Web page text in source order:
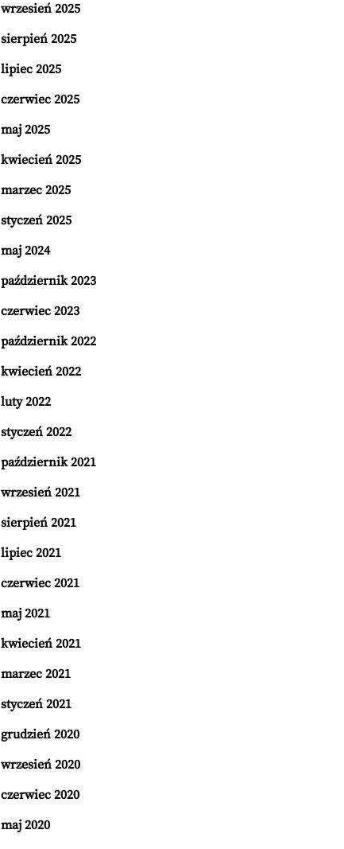
wrzesień 2025
sierpień 2025
lipiec 2025
czerwiec 2025
maj 2025
kwiecień 2025
marzec 2025
styczeń 2025
maj 2024
październik 2023
czerwiec 2023
październik 2022
kwiecień 2022
luty 2022
styczeń 2022
październik 2021
wrzesień 2021
sierpień 2021
lipiec 2021
czerwiec 2021
maj 2021
kwiecień 2021
marzec 2021
styczeń 2021
grudzień 2020
wrzesień 2020
czerwiec 2020
maj 2020